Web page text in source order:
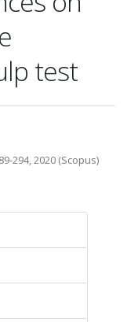
test
294, 2020 (Scopus)